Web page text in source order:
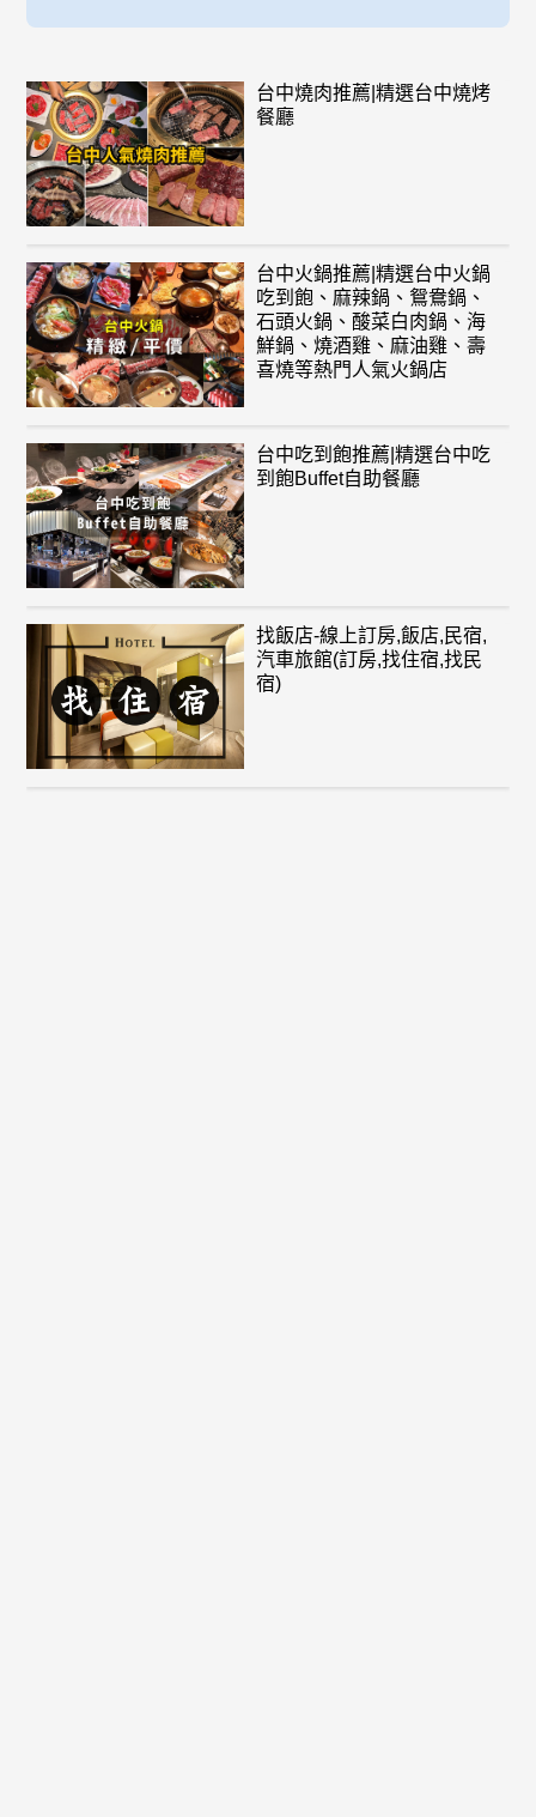
台中燒肉推薦|精選台中燒烤
餐廳
台中火鍋推薦|精選台中火鍋
吃到飽、麻辣鍋、鴛鴦鍋、
石頭火鍋、酸菜白肉鍋、海
鮮鍋、燒酒雞、麻油雞、壽
喜燒等熱門人氣火鍋店
台中吃到飽推薦|精選台中吃
到飽Buffet自助餐廳
找飯店-線上訂房,飯店,民宿,
汽車旅館(訂房,找住宿,找民
宿)